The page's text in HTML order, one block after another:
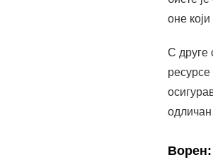
Ворен
одлуке.